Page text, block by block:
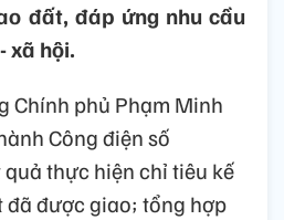
đất, đáp ứng nhu cầu
xã hội.
Chính phủ Phạm Minh
Công điện số
thực hiện chỉ tiêu kế
đã được giao; tổng hợp